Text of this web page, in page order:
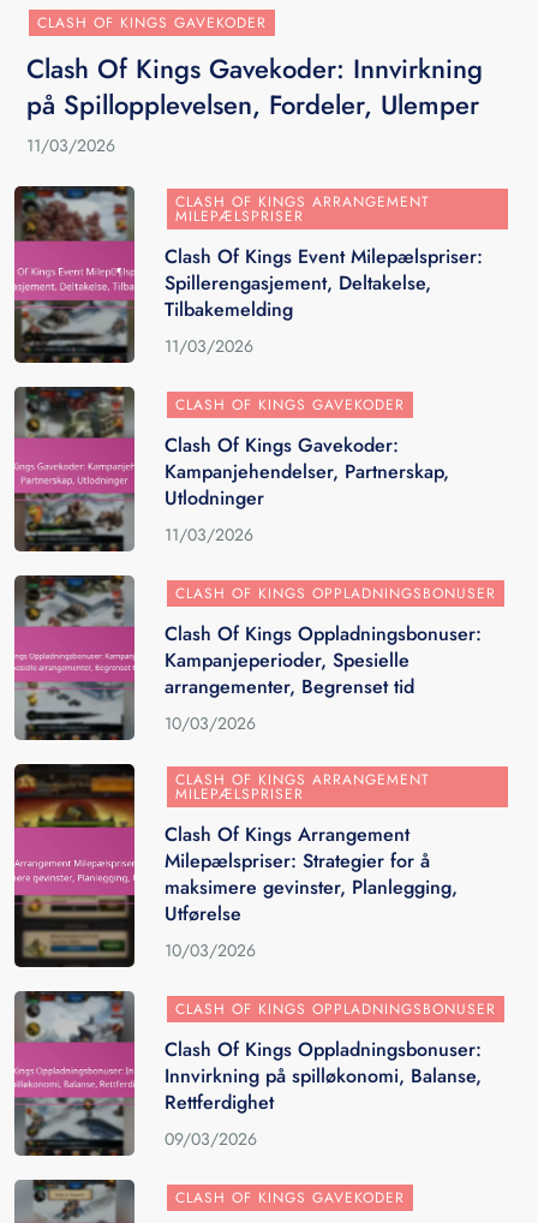
CLASH OF KINGS GAVEKODER
Clash Of Kings Gavekoder: Innvirkning
på Spillopplevelsen, Fordeler, Ulemper
11/03/2026
CLASH OF KINGS ARRANGEMENT
MILEPÆLSPRISER
Clash Of Kings Event Milepælspriser:
Spillerengasjement, Deltakelse,
Tilbakemelding
11/03/2026
CLASH OF KINGS GAVEKODER
Clash Of Kings Gavekoder:
Kampanjehendelser, Partnerskap,
Utlodninger
11/03/2026
CLASH OF KINGS OPPLADNINGSBONUSER
Clash Of Kings Oppladningsbonuser:
Kampanjeperioder, Spesielle
arrangementer, Begrenset tid
10/03/2026
CLASH OF KINGS ARRANGEMENT
MILEPÆLSPRISER
Clash Of Kings Arrangement
Milepælspriser: Strategier for å
maksimere gevinster, Planlegging,
Utførelse
10/03/2026
CLASH OF KINGS OPPLADNINGSBONUSER
Clash Of Kings Oppladningsbonuser:
Innvirkning på spilløkonomi, Balanse,
Rettferdighet
09/03/2026
CLASH OF KINGS GAVEKODER